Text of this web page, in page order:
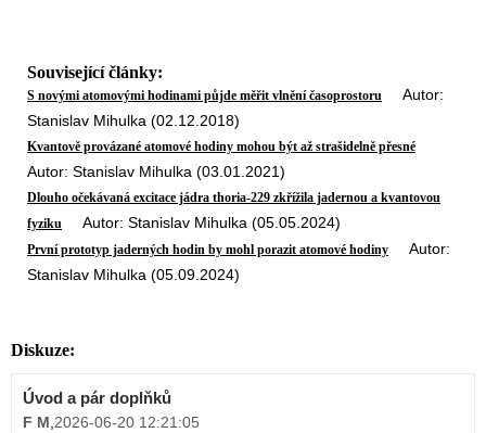
Související články:
S novými atomovými hodinami půjde měřit vlnění časoprostoru
Autor:
Stanislav Mihulka (02.12.2018)
Kvantově provázané atomové hodiny mohou být až strašidelně přesné
Autor: Stanislav Mihulka (03.01.2021)
Dlouho očekávaná excitace jádra thoria-229 zkřížila jadernou a kvantovou
fyziku
Autor: Stanislav Mihulka (05.05.2024)
První prototyp jaderných hodin by mohl porazit atomové hodiny Autor:
Stanislav Mihulka (05.09.2024)
Diskuze:
Úvod a pár doplňků
F M 2026-06-20 12:21:05